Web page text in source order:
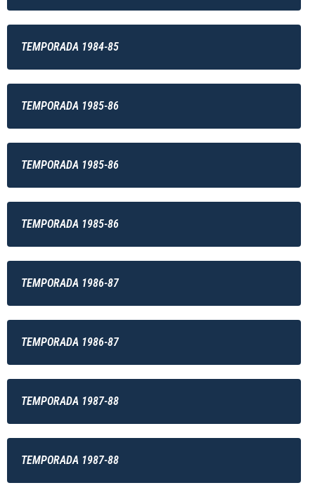
TEMPORADA 1984-85
TEMPORADA 1985-86
TEMPORADA 1985-86
TEMPORADA 1985-86
TEMPORADA 1986-87
TEMPORADA 1986-87
TEMPORADA 1987-88
TEMPORADA 1987-88